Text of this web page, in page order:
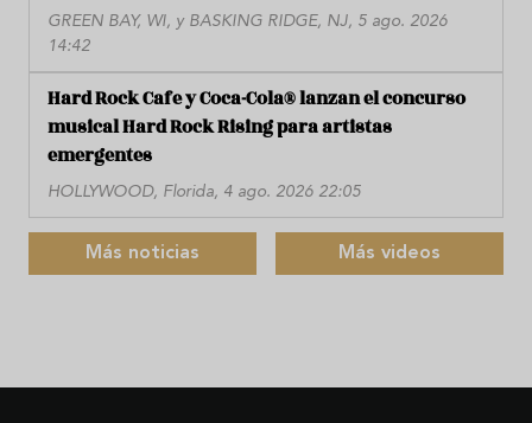
GREEN BAY, WI, y BASKING RIDGE, NJ, 5 ago. 2026
14:42
Hard Rock Cafe y Coca-Cola® lanzan el concurso
musical Hard Rock Rising para artistas
emergentes
HOLLYWOOD, Florida, 4 ago. 2026 22:05
Más noticias Más videos